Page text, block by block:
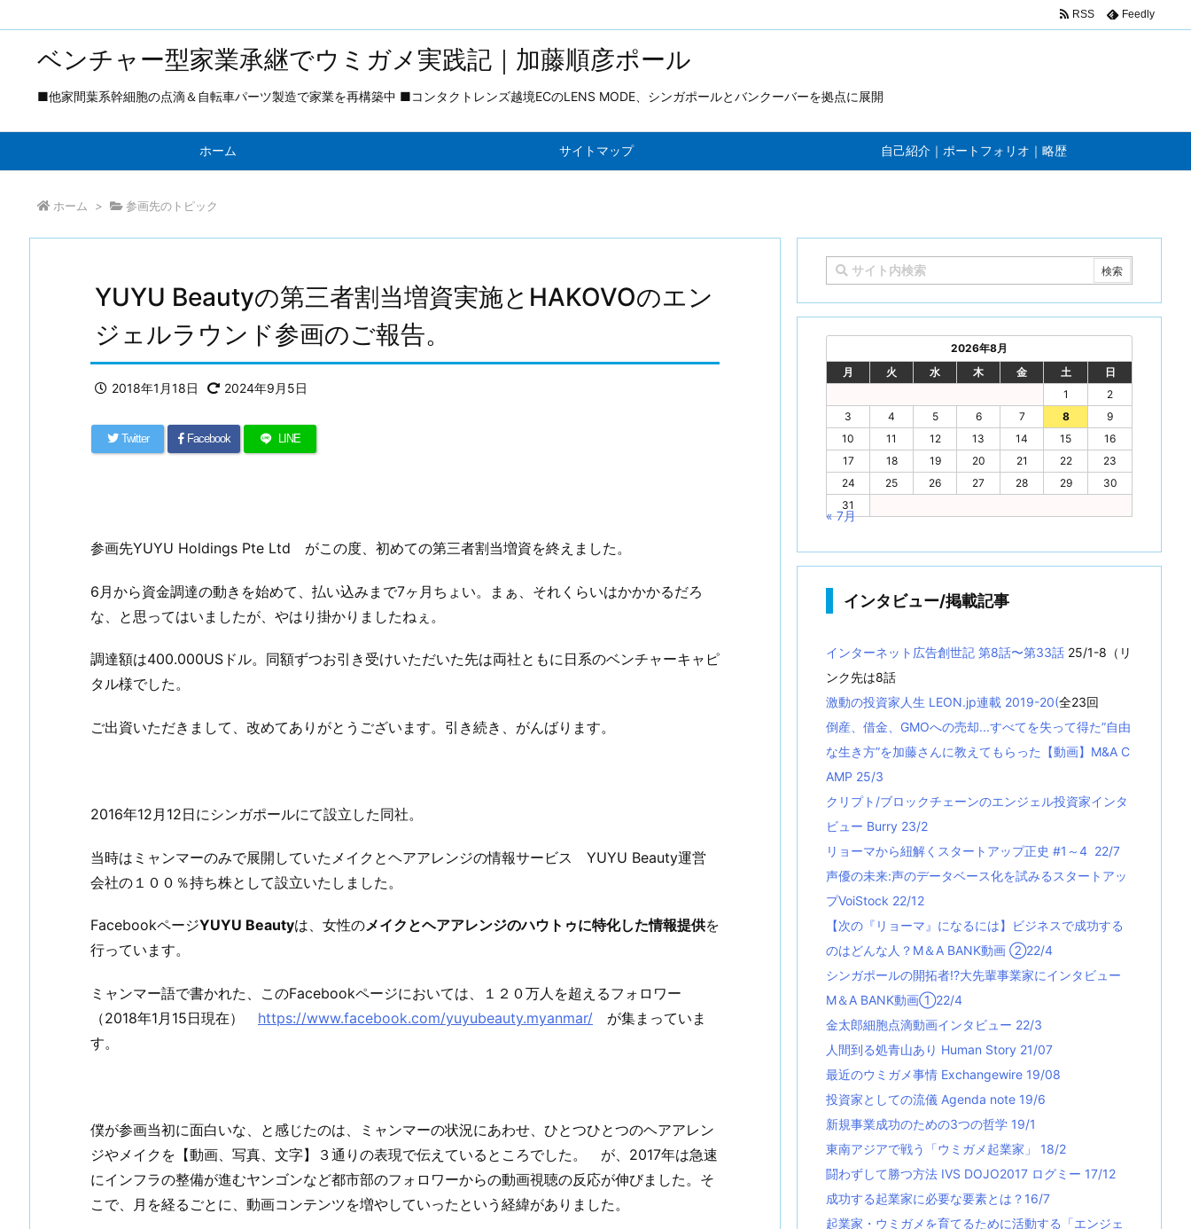
ベンチャー型家業承継でウミガメ実践記｜加藤順彦ポール
■他家間葉系幹細胞の点滴＆自転車パーツ製造で家業を再構築中 ■コンタクトレンズ越境ECのLENS MODE、シンガポールとバンクーバーを拠点に展開
ホーム サイトマップ 自己紹介｜ポートフォリオ｜略歴
RSS Feedly
ホーム > 参画先のトピック
YUYU Beautyの第三者割当増資実施とHAKOVOのエン
ジェルラウンド参画のご報告。
2018年1月18日 2024年9月5日
Twitter Facebook LINE
参画先YUYU Holdings Pte Ltd がこの度、初めての第三者割当増資を終えました。
6月から資金調達の動きを始めて、払い込みまで7ヶ月ちょい。まぁ、それくらいはかかかるだろ
な、と思ってはいましたが、やはり掛かりましたねぇ。
調達額は400.000USドル。同額ずつお引き受けいただいた先は両社ともに日系のベンチャーキャピ
タル様でした。
ご出資いただきまして、改めてありがとうございます。引き続き、がんばります。
2016年12月12日にシンガポールにて設立した同社。
当時はミャンマーのみで展開していたメイクとヘアアレンジの情報サービス YUYU Beauty運営
会社の１００％持ち株として設立いたしました。
FacebookページYUYU Beautyは、女性のメイクとヘアアレンジのハウトゥに特化した情報提供を
行っています。
ミャンマー語で書かれた、このFacebookページにおいては、１２０万人を超えるフォロワー
（2018年1月15日現在） https://www.facebook.com/yuyubeauty.myanmar/ が集まっていま
す。
僕が参画当初に面白いな、と感じたのは、ミャンマーの状況にあわせ、ひとつひとつのヘアアレン
ジやメイクを【動画、写真、文字】３通りの表現で伝えているところでした。 が、2017年は急速
にインフラの整備が進むヤンゴンなど都市部のフォロワーからの動画視聴の反応が伸びました。そ
こで、月を経るごとに、動画コンテンツを増やしていったという経緯がありました。
2026年8月
月
火 水 木 金 土
日
1
2
3
4 5 6 7 8
9
10
11 12 13 14 15
16
17
18 19 20 21 22
23
24
25 26 27 28 29
30
31
« 7月
インタビュー/掲載記事
インターネット広告創世記 第8話〜第33話 25/1-8（リ
ンク先は8話
激動の投資家人生 LEON.jp連載 2019-20(全23回
倒産、借金、GMOへの売却...すべてを失って得た”自由
な生き方”を加藤さんに教えてもらった【動画】M&A C
AMP 25/3
クリプト/ブロックチェーンのエンジェル投資家インタ
ビュー Burry 23/2
リョーマから紐解くスタートアップ正史 #1～4 22/7
声優の未来:声のデータベース化を試みるスタートアッ
プVoiStock 22/12
【次の『リョーマ』になるには】ビジネスで成功する
のはどんな人？M＆A BANK動画 ②22/4
シンガポールの開拓者!?大先輩事業家にインタビュー
M＆A BANK動画①22/4
金太郎細胞点滴動画インタビュー 22/3
人間到る処青山あり Human Story 21/07
最近のウミガメ事情 Exchangewire 19/08
投資家としての流儀 Agenda note 19/6
新規事業成功のための3つの哲学 19/1
東南アジアで戦う「ウミガメ起業家」 18/2
闘わずして勝つ方法 IVS DOJO2017 ログミー 17/12
成功する起業家に必要な要素とは？16/7
起業家・ウミガメを育てるために活動する「エンジェ